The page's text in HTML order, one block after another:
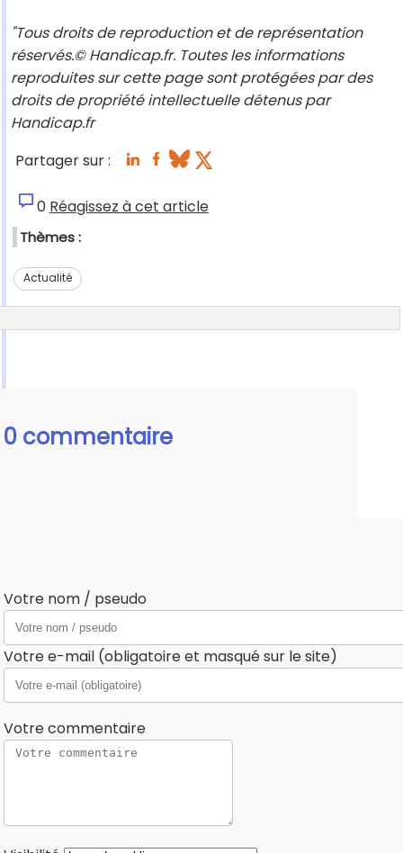
"Tous droits de reproduction et de représentation
réservés.© Handicap.fr. Toutes les informations
reproduites sur cette page sont protégées par des
droits de propriété intellectuelle détenus par
Handicap.fr
Partager sur :
0 Réagissez à cet article
Thèmes :
Actualité
0 commentaire
Votre nom / pseudo
Votre e-mail (obligatoire et masqué sur le site)
Votre commentaire